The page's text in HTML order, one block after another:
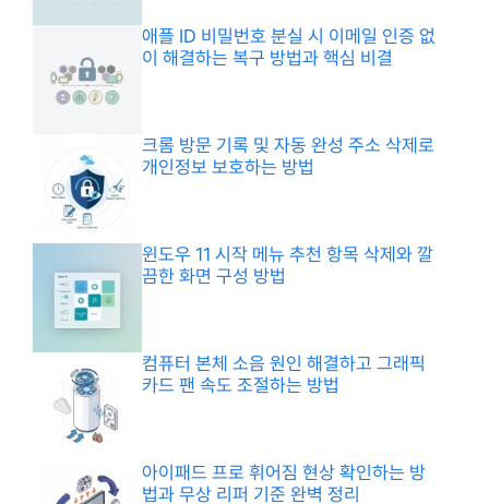
애플 ID 비밀번호 분실 시 이메일 인증 없
이 해결하는 복구 방법과 핵심 비결
크롬 방문 기록 및 자동 완성 주소 삭제로
개인정보 보호하는 방법
윈도우 11 시작 메뉴 추천 항목 삭제와 깔
끔한 화면 구성 방법
컴퓨터 본체 소음 원인 해결하고 그래픽
카드 팬 속도 조절하는 방법
아이패드 프로 휘어짐 현상 확인하는 방
법과 무상 리퍼 기준 완벽 정리